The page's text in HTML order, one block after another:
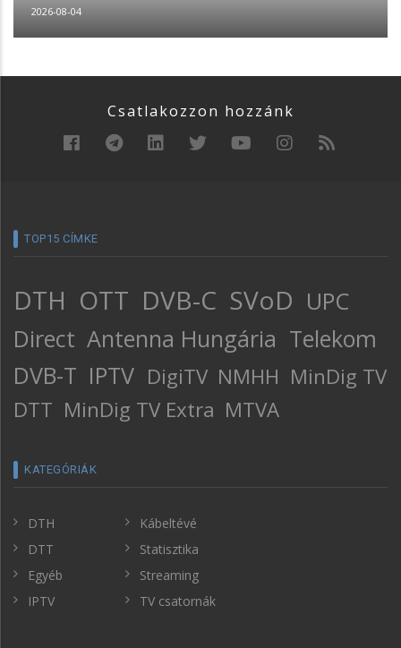
2026-08-04
Csatlakozzon hozzánk
TOP15 CÍMKE
DTH OTT DVB-C SVoD UPC
Direct Antenna Hungária Telekom
DVB-T IPTV DigiTV NMHH MinDig TV
DTT MinDig TV Extra MTVA
KATEGÓRIÁK
DTH
DTT
Egyéb
IPTV
Kábeltévé
Statisztika
Streaming
TV csatornák